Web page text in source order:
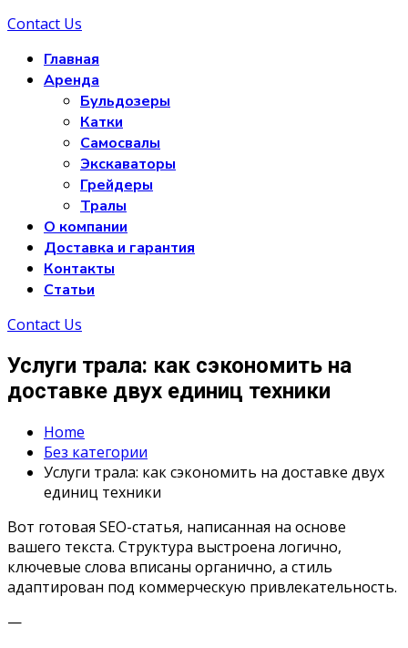
Contact Us
Главная
Аренда
Бульдозеры
Катки
Самосвалы
Экскаваторы
Грейдеры
Тралы
О компании
Доставка и гарантия
Контакты
Статьи
Contact Us
Услуги трала: как сэкономить на
доставке двух единиц техники
Home
Без категории
Услуги трала: как сэкономить на доставке двух
единиц техники
Вот готовая SEO-статья, написанная на основе
вашего текста. Структура выстроена логично,
ключевые слова вписаны органично, а стиль
адаптирован под коммерческую привлекательность.
—